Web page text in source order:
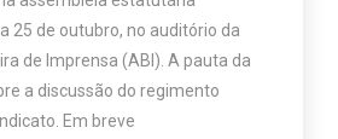
25 de outubro, no auditório da
de Imprensa (ABI). A pauta da
a discussão do regimento
Em breve